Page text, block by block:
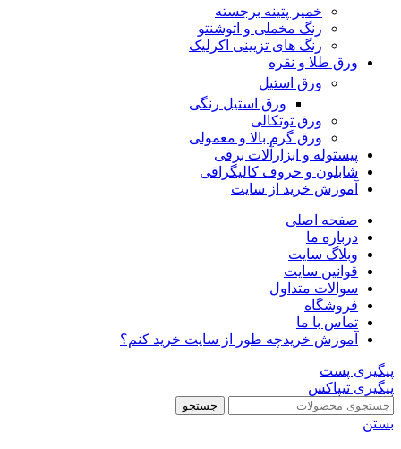
خمیر پتینه برجسته
رنگ مخملی و اتوشنتو
رنگ های تزیینی اکرلیک
ورق طلا و نقره
ورق استیل
ورق استیل رنگی
ورق توتکالی
ورق گرم بالا و معمولی
پیستوله و ابزارآلات برقی
شابلون و حروف کالیگرافی
آموزش خرید از سایت
صفحه اصلی
درباره ما
وبلاگ سایت
قوانین سایت
سوالات متداول
فروشگاه
تماس با ما
آموزش خریدچه طور از سایت خرید کنم؟
پیگیری پست
پیگیری تیپاکس
جستجو
بستن